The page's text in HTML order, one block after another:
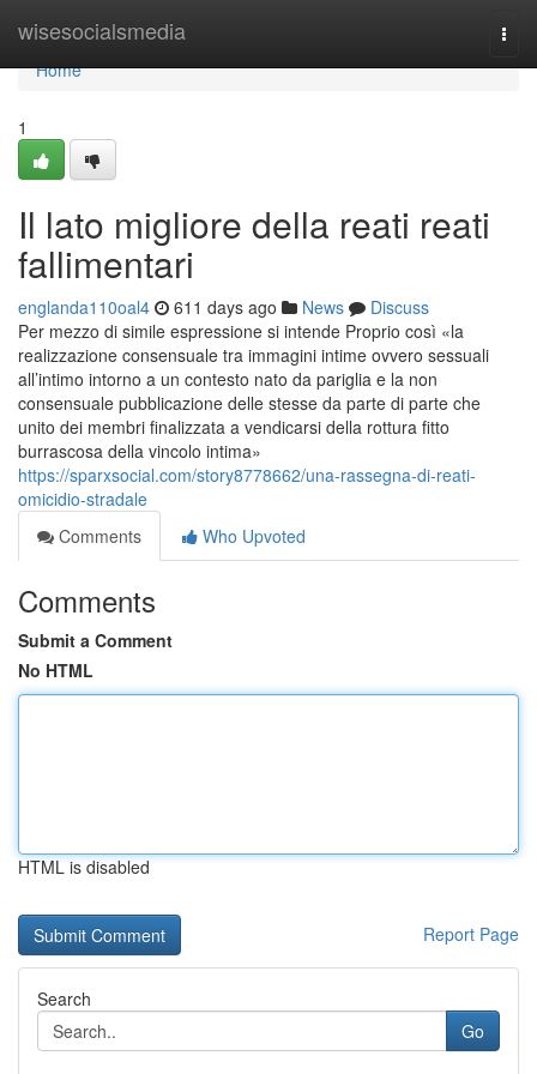
wisesocialsmedia
Home
Home
1
Il lato migliore della reati reati
fallimentari
englanda110oal4 611 days ago News
Discuss
Per mezzo di simile espressione si intende Proprio così «la
realizzazione consensuale tra immagini intime ovvero sessuali
all’intimo intorno a un contesto nato da pariglia e la non
consensuale pubblicazione delle stesse da parte di parte che
unito dei membri finalizzata a vendicarsi della rottura fitto
burrascosa della vincolo intima»
https://sparxsocial.com/story8778662/una-rassegna-di-reati-
omicidio-stradale
Comments
Who Upvoted
Comments
Submit a Comment
No HTML
HTML is disabled
Report Page
Search
Go